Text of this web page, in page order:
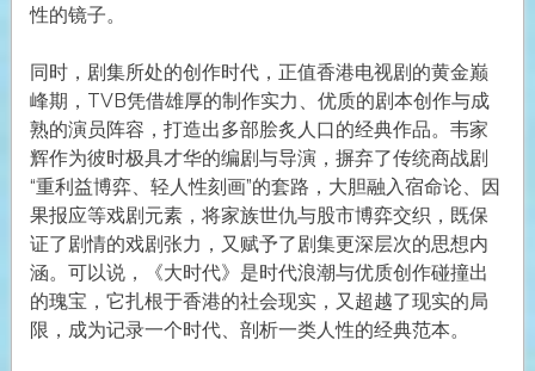
性的镜子。
同时，剧集所处的创作时代，正值香港电视剧的黄金巅
峰期，TVB凭借雄厚的制作实力、优质的剧本创作与成
熟的演员阵容，打造出多部脍炙人口的经典作品。韦家
辉作为彼时极具才华的编剧与导演，摒弃了传统商战剧
“重利益博弈、轻人性刻画”的套路，大胆融入宿命论、因
果报应等戏剧元素，将家族世仇与股市博弈交织，既保
证了剧情的戏剧张力，又赋予了剧集更深层次的思想内
涵。可以说，《大时代》是时代浪潮与优质创作碰撞出
的瑰宝，它扎根于香港的社会现实，又超越了现实的局
限，成为记录一个时代、剖析一类人性的经典范本。